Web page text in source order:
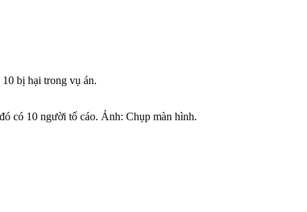
bị hại trong vụ án.
có 10 người tố cáo. Ảnh: Chụp màn hình.